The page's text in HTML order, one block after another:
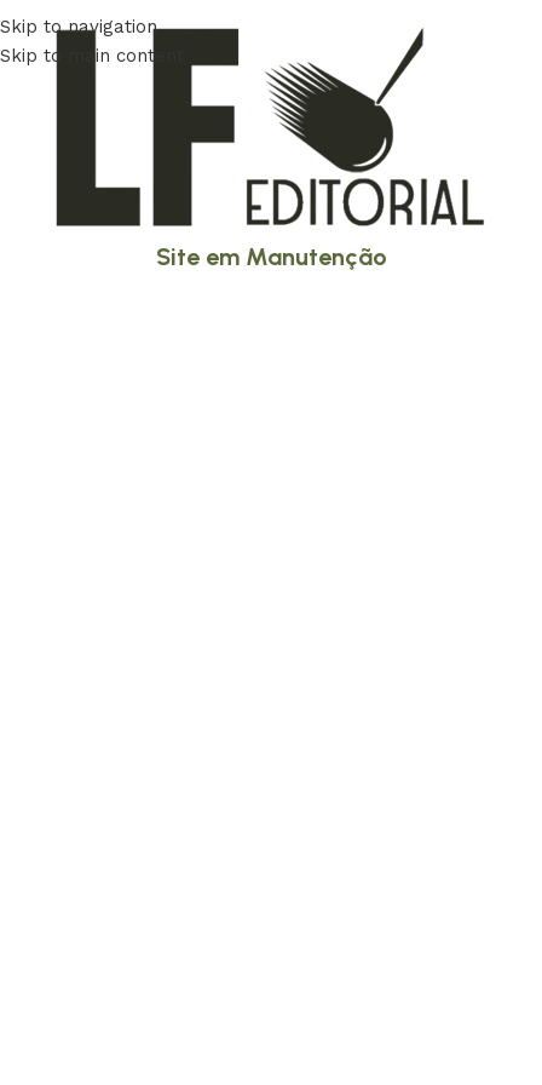
Skip to navigation
Skip to main content
Site em Manutenção